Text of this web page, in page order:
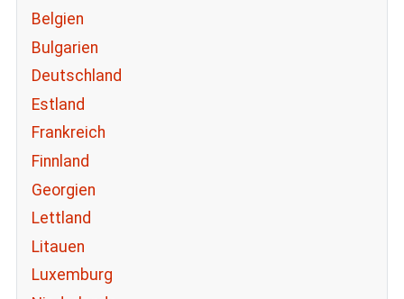
Belgien
Bulgarien
Deutschland
Estland
Frankreich
Finnland
Georgien
Lettland
Litauen
Luxemburg